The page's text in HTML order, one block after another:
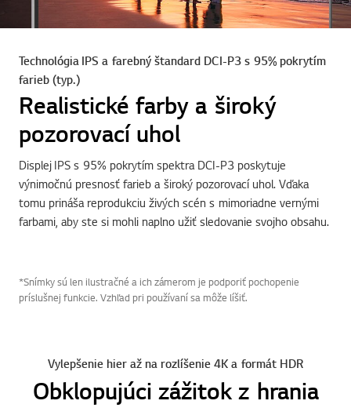
Technológia IPS a farebný štandard DCI-P3 s 95% pokrytím
farieb (typ.)
Realistické farby a široký
pozorovací uhol
Displej IPS s 95% pokrytím spektra DCI-P3 poskytuje
výnimočnú presnosť farieb a široký pozorovací uhol. Vďaka
tomu prináša reprodukciu živých scén s mimoriadne vernými
farbami, aby ste si mohli naplno užiť sledovanie svojho obsahu.
*Snímky sú len ilustračné a ich zámerom je podporiť pochopenie
príslušnej funkcie. Vzhľad pri používaní sa môže líšiť.
Vylepšenie hier až na rozlíšenie 4K a formát HDR
Obklopujúci zážitok z hrania